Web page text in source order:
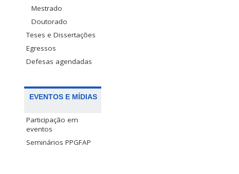
Mestrado
Doutorado
Teses e Dissertações
Egressos
Defesas agendadas
EVENTOS E MÍDIAS
Participação em
eventos
Seminários PPGFAP